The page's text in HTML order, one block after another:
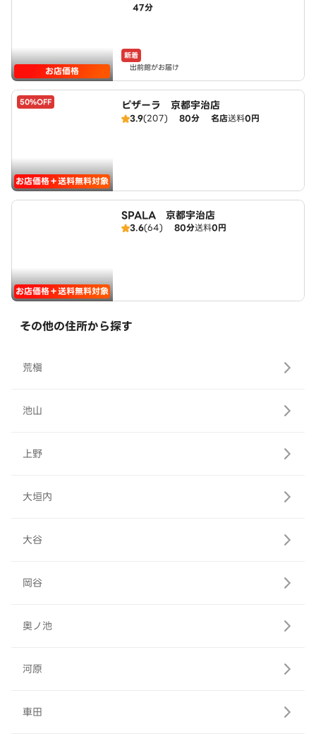
お店価格
owered by LAWSON
47分
新着
出前館がお届け
50%OFF
お店価格＋送料無料対象
ピザーラ 京都宇治店
3.9(207) 80分 名店送料0円
お店価格＋送料無料対象
SPALA 京都宇治店
3.6(64) 80分送料0円
その他の住所から探す
荒槇
池山
上野
大垣内
大谷
岡谷
奥ノ池
河原
車田